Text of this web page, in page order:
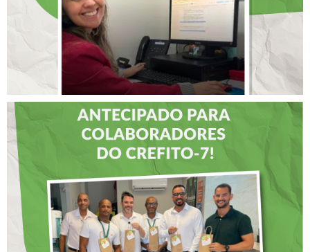
DIA DOS PAIS É
ANTECIPADO PARA
COLABORADORES DO
CREFITO-7